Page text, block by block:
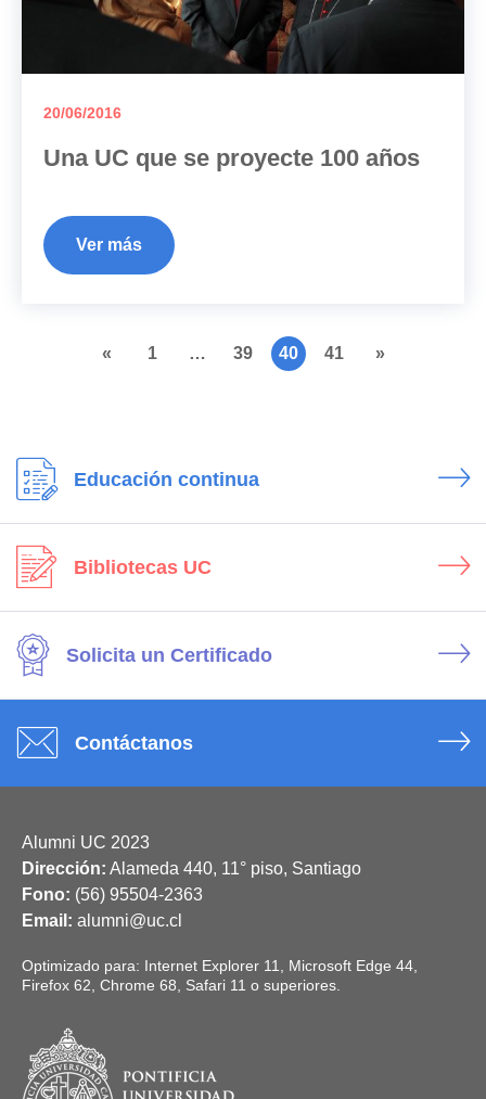
20/06/2016
Una UC que se proyecte 100 años
Ver más
« 1 … 39 40 41 »
Educación continua
Bibliotecas UC
Solicita un Certificado
Contáctanos
Alumni UC 2023
Dirección: Alameda 440, 11° piso, Santiago
Fono: (56) 95504-2363
Email: alumni@uc.cl
Optimizado para: Internet Explorer 11, Microsoft Edge 44,
Firefox 62, Chrome 68, Safari 11 o superiores.